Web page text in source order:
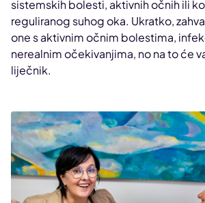
sistemskih bolesti, aktivnih očnih ili
reguliranog suhog oka. Ukratko,
one s aktivnim očnim bolestima,
nerealnim očekivanjima, no na to će
liječnik.